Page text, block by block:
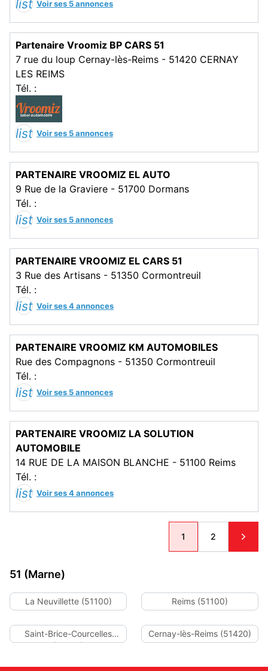
list Voir ses 5 annonces
Partenaire Vroomiz BP CARS 51
7 rue du loup Cernay-lès-Reims - 51420 CERNAY
LES REIMS
Tél. :
list Voir ses 5 annonces
PARTENAIRE VROOMIZ EL AUTO
9 Rue de la Graviere - 51700 Dormans
Tél. :
list Voir ses 5 annonces
PARTENAIRE VROOMIZ EL CARS 51
3 Rue des Artisans - 51350 Cormontreuil
Tél. :
list Voir ses 4 annonces
PARTENAIRE VROOMIZ KM AUTOMOBILES
Rue des Compagnons - 51350 Cormontreuil
Tél. :
list Voir ses 5 annonces
PARTENAIRE VROOMIZ LA SOLUTION
AUTOMOBILE
14 RUE DE LA MAISON BLANCHE - 51100 Reims
Tél. :
list Voir ses 4 annonces
1 2
51 (Marne)
La Neuvillette (51100) Reims (51100)
Saint-Brice-Courcelles
(51370)
Cernay-lès-Reims (51420)